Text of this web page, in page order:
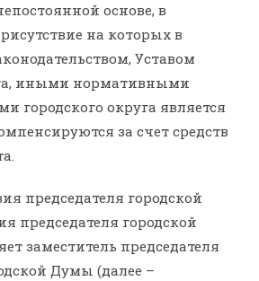
основе, в
на которых в
Уставом
иными нормативными
городского округа является
за счет средств
председателя городской
председателя городской
заместитель председателя
Думы (далее –